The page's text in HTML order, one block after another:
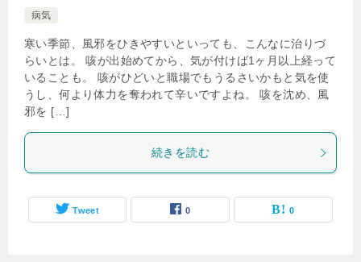
病気
寒い季節、風邪をひきやすいといっても、こんなに治りづ
らいとは。 咳が出始めてから、気が付けば1ヶ月以上経って
いることも。 咳がひどいと職場でもうるさいかもと気を使
うし、何より体力を奪われて辛いですよね。 咳を沈め、風
邪を […]
続きを読む
Tweet 0 0